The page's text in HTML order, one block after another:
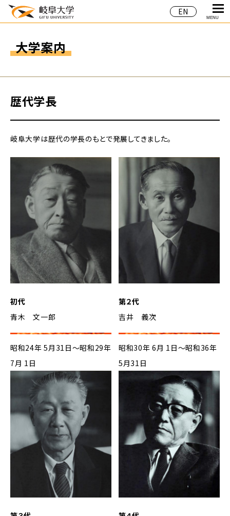
EN
MENU
大学案内
歴代学長
岐阜大学は歴代の学長のもとで発展してきました。
初代
青木 文一郎
昭和24年 5月31日～昭和29年
7月 1日
第２代
吉井 義次
昭和30年 6月 1日～昭和36年
5月31日